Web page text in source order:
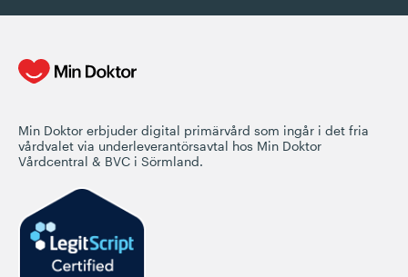
Min Doktor erbjuder digital primärvård som ingår i det fria
vårdvalet via underleverantörsavtal hos Min Doktor
Vårdcentral & BVC i Sörmland.